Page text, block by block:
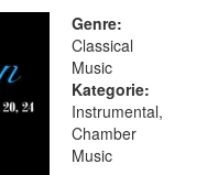
Genre:
Classical
Music
Kategorie:
Instrumental,
Chamber
Music